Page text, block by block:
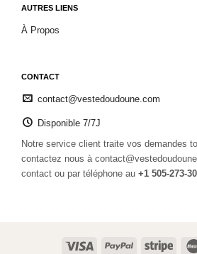
AUTRES LIENS
À Propos
CONTACT
contact@vestedoudoune.com
Disponible 7/7J
Notre service client traite vos demandes
contactez nous à
contact ou par téléphone au +1 505-273-